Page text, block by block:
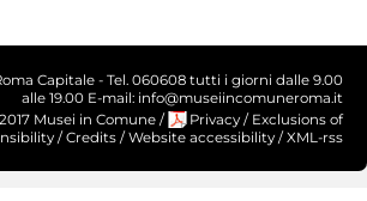
Capitale - Tel. 060608 tutti i giorni dalle 9.00
alle 19.00 E-mail: info@museiincomuneroma.it
Musei in Comune / Privacy / Exclusions of
/ Credits / Website accessibility / XML-rss